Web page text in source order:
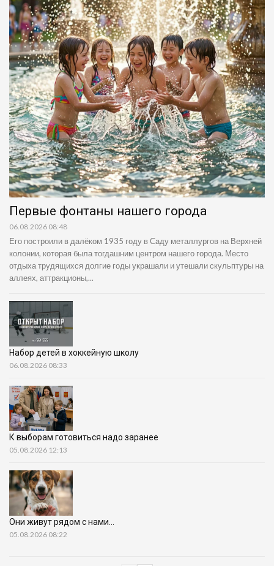
Первые фонтаны нашего города
06.08.2026 08:48
Его построили в далёком 1935 году в Саду металлургов на Верхней
колонии, которая была тогдашним центром нашего города. Место
отдыха трудящихся долгие годы украшали и утешали скульптуры на
аллеях, аттракционы,...
Набор детей в хоккейную школу
06.08.2026 08:33
К выборам готовиться надо заранее
05.08.2026 12:13
Они живут рядом с нами…
05.08.2026 08:22